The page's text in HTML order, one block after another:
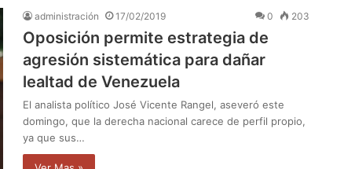
administración 17/02/2019 0 203
Oposición permite estrategia de
agresión sistemática para dañar
lealtad de Venezuela
El analista político José Vicente Rangel, aseveró este
domingo, que la derecha nacional carece de perfil propio,
ya que sus…